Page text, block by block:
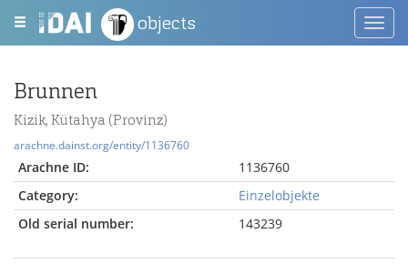
objects
Brunnen
Kizik, Kütahya (Provinz)
arachne.dainst.org/entity/1136760
Arachne ID:
1136760
Category:
Einzelobjekte
Old serial number:
143239